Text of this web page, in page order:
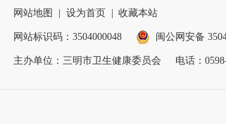
网站地图 | 设为首页 | 收藏本站
网站标识码：3504000048 闽公网安备
主办单位：三明市卫生健康委员会 电话：